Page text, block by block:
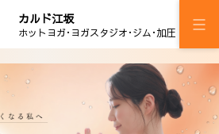
カルド江坂
ホットヨガ･ヨガスタジオ･ジム･加圧